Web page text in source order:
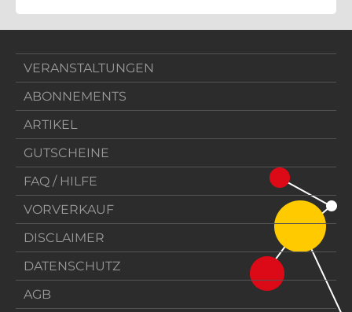
VERANSTALTUNGEN
ABONNEMENTS
ARTIKEL
GUTSCHEINE
FAQ / HILFE
VORVERKAUF
DISCLAIMER
DATENSCHUTZ
AGB